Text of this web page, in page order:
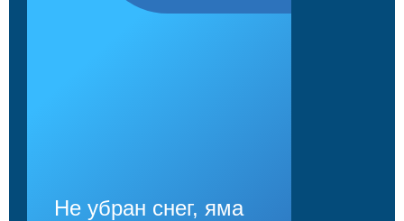
Не убран снег, яма